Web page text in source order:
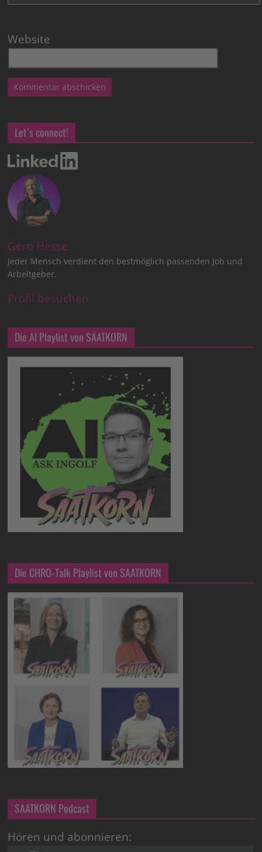
Website
Let’s connect!
Gero Hesse
Jeder Mensch verdient den bestmöglich passenden Job und
Arbeitgeber.
Profil besuchen
Die AI Playlist von SAATKORN
Die CHRO-Talk Playlist von SAATKORN
SAATKORN Podcast
Hören und abonnieren: